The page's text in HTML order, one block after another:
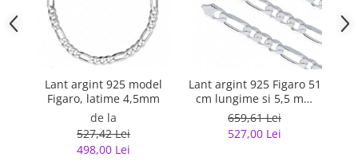
Lant argint 925 model
Figaro, latime 4,5mm
de la
527,42 Lei
498,00 Lei
Lant argint 925 Figaro 51
cm lungime si 5,5 mm
latime, Classical You
LSX0202
659,61 Lei
527,00 Lei